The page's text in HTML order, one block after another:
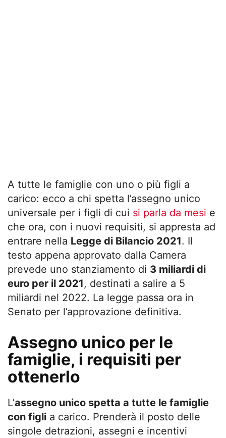
A tutte le famiglie con uno o più figli a
carico: ecco a chi spetta l’assegno unico
universale per i figli di cui si parla da mesi e
che ora, con i nuovi requisiti, si appresta ad
entrare nella Legge di Bilancio 2021. Il
testo appena approvato dalla Camera
prevede uno stanziamento di 3 miliardi di
euro per il 2021, destinati a salire a 5
miliardi nel 2022. La legge passa ora in
Senato per l’approvazione definitiva.
Assegno unico per le
famiglie, i requisiti per
ottenerlo
L’assegno unico spetta a tutte le famiglie
con figli a carico. Prenderà il posto delle
singole detrazioni, assegni e incentivi